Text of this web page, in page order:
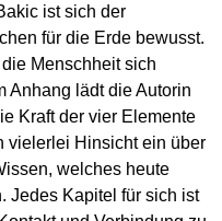
ist sich der
für die Erde bewusst.
Menschheit sich
Anhang lädt die Autorin
Kraft der vier Elemente
vielerlei Hinsicht ein über
welches heute
Jedes Kapitel für sich ist